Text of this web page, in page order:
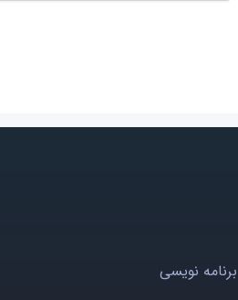
برنامه نویسی